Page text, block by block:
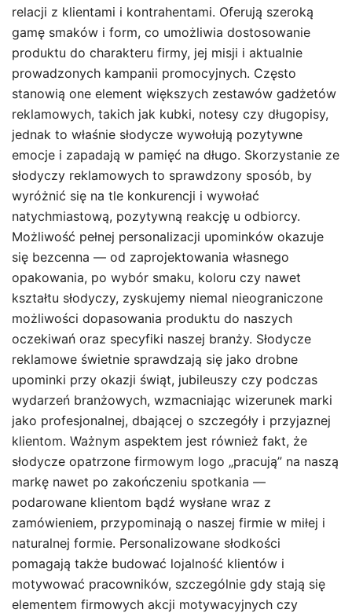
relacji z klientami i kontrahentami. Oferują szeroką
gamę smaków i form, co umożliwia dostosowanie
produktu do charakteru firmy, jej misji i aktualnie
prowadzonych kampanii promocyjnych. Często
stanowią one element większych zestawów gadżetów
reklamowych, takich jak kubki, notesy czy długopisy,
jednak to właśnie słodycze wywołują pozytywne
emocje i zapadają w pamięć na długo. Skorzystanie ze
słodyczy reklamowych to sprawdzony sposób, by
wyróżnić się na tle konkurencji i wywołać
natychmiastową, pozytywną reakcję u odbiorcy.
Możliwość pełnej personalizacji upominków okazuje
się bezcenna — od zaprojektowania własnego
opakowania, po wybór smaku, koloru czy nawet
kształtu słodyczy, zyskujemy niemal nieograniczone
możliwości dopasowania produktu do naszych
oczekiwań oraz specyfiki naszej branży. Słodycze
reklamowe świetnie sprawdzają się jako drobne
upominki przy okazji świąt, jubileuszy czy podczas
wydarzeń branżowych, wzmacniając wizerunek marki
jako profesjonalnej, dbającej o szczegóły i przyjaznej
klientom. Ważnym aspektem jest również fakt, że
słodycze opatrzone firmowym logo „pracują” na naszą
markę nawet po zakończeniu spotkania —
podarowane klientom bądź wysłane wraz z
zamówieniem, przypominają o naszej firmie w miłej i
naturalnej formie. Personalizowane słodkości
pomagają także budować lojalność klientów i
motywować pracowników, szczególnie gdy stają się
elementem firmowych akcji motywacyjnych czy